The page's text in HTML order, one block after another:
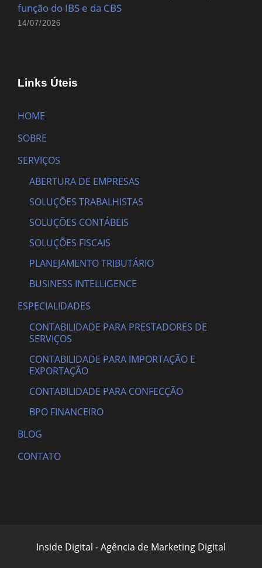
função do IBS e da CBS
14/07/2026
Links Úteis
HOME
SOBRE
SERVIÇOS
ABERTURA DE EMPRESAS
SOLUÇÕES TRABALHISTAS
SOLUÇÕES CONTÁBEIS
SOLUÇÕES FISCAIS
PLANEJAMENTO TRIBUTÁRIO
BUSINESS INTELLIGENCE
ESPECIALIDADES
CONTABILIDADE PARA PRESTADORES DE
SERVIÇOS
CONTABILIDADE PARA IMPORTAÇÃO E
EXPORTAÇÃO
CONTABILIDADE PARA CONFECÇÃO
BPO FINANCEIRO
BLOG
CONTATO
Inside Digital - Agência de Marketing Digital